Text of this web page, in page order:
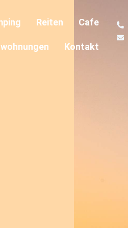
Reiten Cafe
Kontakt